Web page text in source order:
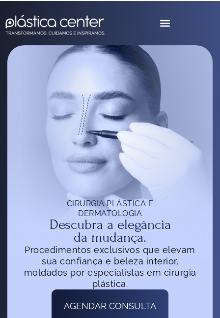
CIRURGIA PLÁSTICA E
DERMATOLOGIA
Descubra a elegância
da mudança.
Procedimentos exclusivos que elevam
sua confiança e beleza interior,
moldados por especialistas em cirurgia
plástica.
AGENDAR CONSULTA